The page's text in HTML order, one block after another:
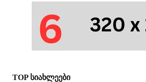
TOP სიახლეები